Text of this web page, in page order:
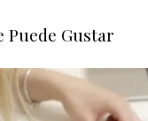
Puede Gustar